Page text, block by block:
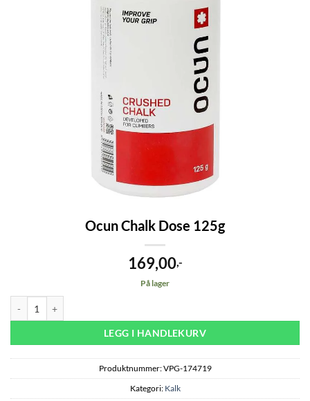
Ocun Chalk Dose 125g
169,00,-
På lager
LEGG I HANDLEKURV
Produktnummer:VPG-174719
Kategori: Kalk